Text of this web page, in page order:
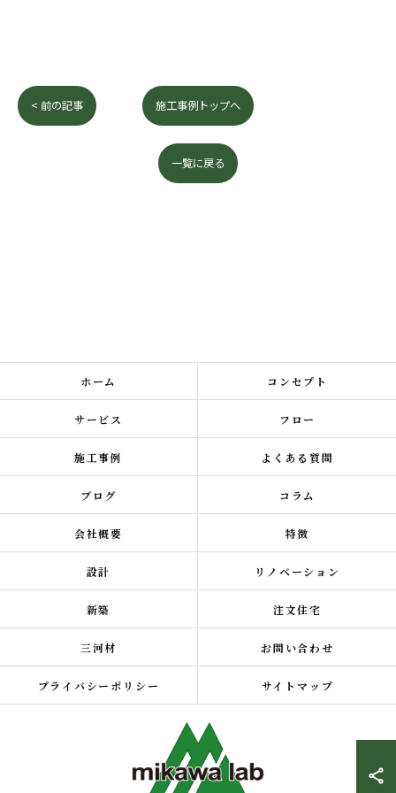
< 前の記事 施工事例トップへ
一覧に戻る
ホーム コンセプト
サービス フロー
施工事例 よくある質問
ブログ コラム
会社概要 特徴
設計 リノベーション
新築 注文住宅
三河材 お問い合わせ
プライバシーポリシー サイトマップ